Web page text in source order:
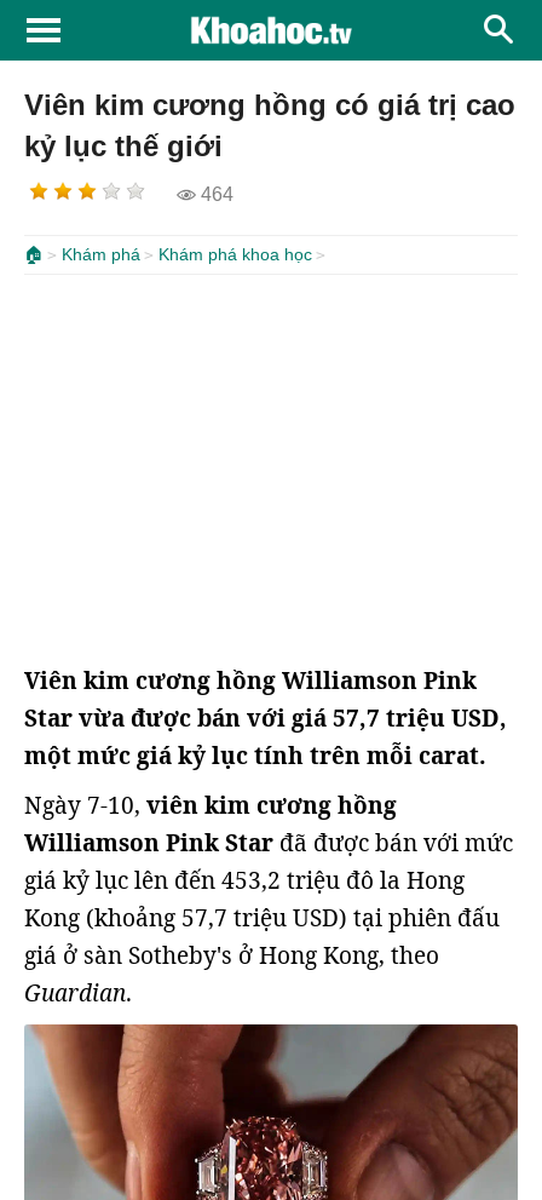
Viên kim cương hồng có giá trị cao
kỷ lục thế giới
464
🏠 Khám phá Khám phá khoa học
Viên kim cương hồng Williamson Pink
Star vừa được bán với giá 57,7 triệu USD,
một mức giá kỷ lục tính trên mỗi carat.
Ngày 7-10, viên kim cương hồng
Williamson Pink Star đã được bán với mức
giá kỷ lục lên đến 453,2 triệu đô la Hong
Kong (khoảng 57,7 triệu USD) tại phiên đấu
giá ở sàn Sotheby's ở Hong Kong, theo
Guardian.